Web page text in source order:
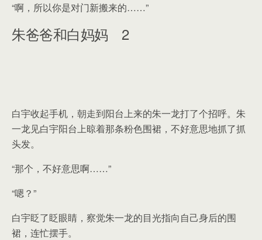
“啊，所以你是对门新搬来的……”
朱爸爸和白妈妈 2
白宇收起手机，朝走到阳台上来的朱一龙打了个招呼。朱
一龙见白宇阳台上晾着那条粉色围裙，不好意思地抓了抓
头发。
“那个，不好意思啊……”
“嗯？”
白宇眨了眨眼睛，察觉朱一龙的目光指向自己身后的围
裙，连忙摆手。